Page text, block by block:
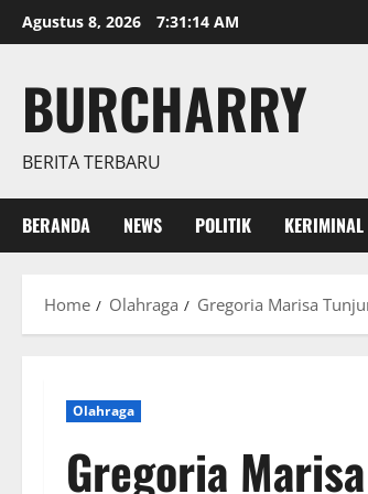
Skip
to
Agustus 8, 2026 7:31:15 AM
BURCHARRY
BERITA TERBARU
BERANDA NEWS POLITIK KERIMINAL
Home Olahraga Gregoria Marisa
Olahraga
Gregoria